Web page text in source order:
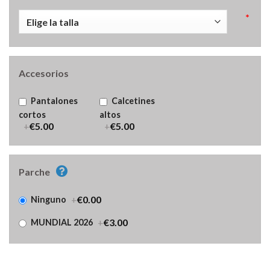
*
Accesorios
Pantalones
cortos
+€5.00
Calcetines
altos
+€5.00
Parche
Ninguno +€0.00
MUNDIAL 2026 +€3.00